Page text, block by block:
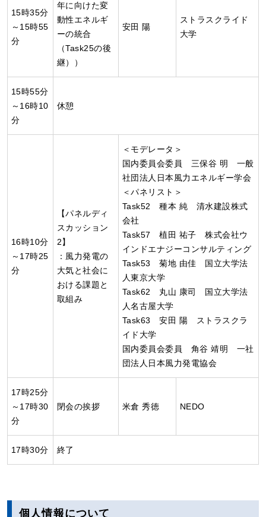
15時35分
～15時55
分
年に向けた変
動性エネルギ
ーの統合
（Task25の後
継））
安田 陽
ストラスクライド
大学
15時55分
～16時10
分
休憩
16時10分
～17時25
分
【パネルディ
スカッション
2】
：風力発電の
大気と社会に
おける課題と
取組み
＜モデレータ＞
国内委員会委員 三保谷 明 一般
社団法人日本風力エネルギー学会
＜パネリスト＞
Task52 種本 純 清水建設株式
会社
Task57 植田 祐子 株式会社ウ
インドエナジーコンサルティング
Task53 菊地 由佳 国立大学法
人東京大学
Task62 丸山 康司 国立大学法
人名古屋大学
Task63 安田 陽 ストラスクラ
イド大学
国内委員会委員 角谷 靖明 一社
団法人日本風力発電協会
17時25分
～17時30
分
閉会の挨拶 米倉 秀徳 NEDO
17時30分 終了
個人情報について